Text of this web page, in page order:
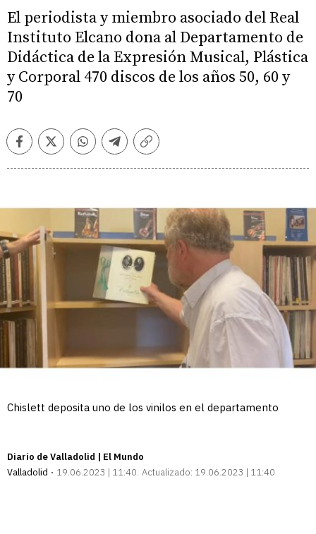
El periodista y miembro asociado del Real
Instituto Elcano dona al Departamento de
Didáctica de la Expresión Musical, Plástica
y Corporal 470 discos de los años 50, 60 y
70
FacebookTwitterWhatsappTelegramCopiar
Chislett deposita uno de los vinilos en el departamento
Diario de Valladolid | El Mundo
Valladolid
19.06.2023 | 11:40 Actualizado: 19.06.2023 | 11:40